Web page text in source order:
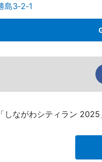
島3‐2‐1
しながわシティラン